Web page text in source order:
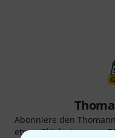
Abonniere den
etwas Glück einen von